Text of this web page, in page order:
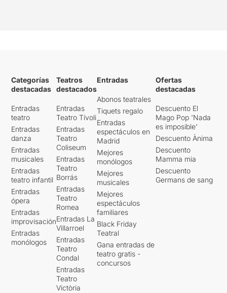
Categorías
destacadas
Entradas
teatro
Entradas
danza
Entradas
musicales
Entradas
teatro infantil
Entradas
ópera
Entradas
improvisación
Entradas
monólogos
Teatros
destacados
Entradas
Teatro Tívoli
Entradas
Teatro
Coliseum
Entradas
Teatro
Borrás
Entradas
Teatro
Romea
Entradas La
Villarroel
Entradas
Teatro
Condal
Entradas
Teatro
Victòria
Entradas
Abonos teatrales
Tiquets regalo
Entradas
espectáculos en
Madrid
Mejores
monólogos
Mejores
musicales
Mejores
espectáculos
familiares
Black Friday
Teatral
Gana entradas de
teatro gratis -
concursos
Ofertas
destacadas
Descuento El
Mago Pop 'Nada
es imposible'
Descuento Ànima
Descuento
Mamma mia
Descuento
Germans de sang